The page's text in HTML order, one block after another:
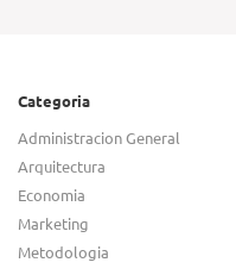
Categoria
Administracion General
Arquitectura
Economia
Marketing
Metodologia